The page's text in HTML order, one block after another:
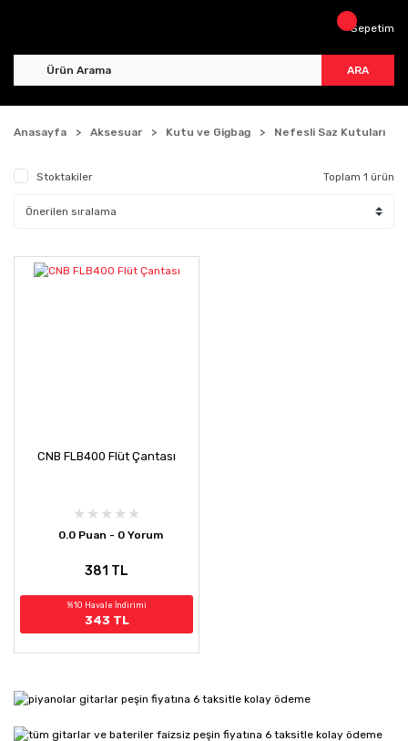
ARA
Sepetim
Anasayfa Aksesuar Kutu ve Gigbag Nefesli Saz Kutuları
Stoktakiler Toplam 1 ürün
CNB FLB400 Flüt Çantası
0.0 Puan - 0 Yorum
381 TL
%10 Havale İndirimi
343 TL